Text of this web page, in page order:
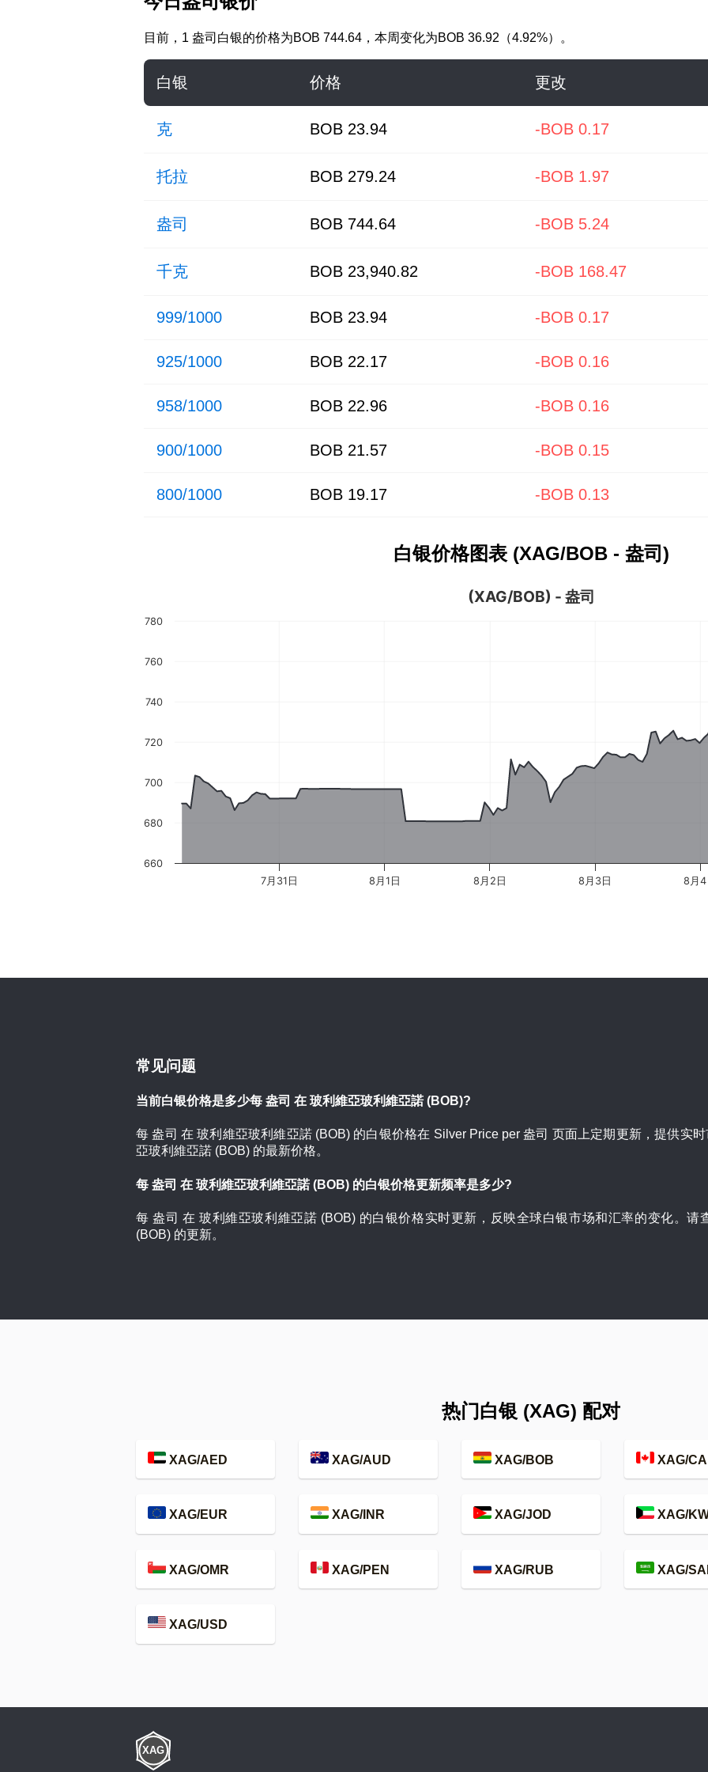
目前， 1 盎司白银的价格为BOB 744.64 ，本周变化为BOB 36.92（4.92%）。
白银 价格 更改
克 BOB 23.94 -BOB 0.17
托拉 BOB 279.24 -BOB 1.97
盎司 BOB 744.64 -BOB 5.24
千克 BOB 23,940.82 -BOB 168.47
999/1000 BOB 23.94 -BOB 0.17
925/1000 BOB 22.17 -BOB 0.16
958/1000 BOB 22.96 -BOB 0.16
900/1000 BOB 21.57 -BOB 0.15
800/1000 BOB 19.17 -BOB 0.13
白银价格图表 (XAG/BOB - 盎司)
(XAG/BOB) - 盎司
7月31日 8月1日 8月2日 8月3日 8月
660
680
700
720
740
760
780
常见问题
当前白银价格是多少每 盎司 在 玻利維亞玻利維亞諾 (BOB)?
每 盎司 在 玻利維亞玻利維亞諾 (BOB) 的白银价格在 Silver Price per 盎司 页面上定期更新，提供实
亞玻利維亞諾 (BOB) 的最新价格。
每 盎司 在 玻利維亞玻利維亞諾 (BOB) 的白银价格更新频率是多少?
每 盎司 在 玻利維亞玻利維亞諾 (BOB) 的白银价格实时更新，反映全球白银市场和汇率的变化。请
(BOB) 的更新。
热门白银 (XAG) 配对
XAG/AED XAG/AUD XAG/BOB XAG/
XAG/EUR XAG/INR XAG/JOD XAG/
XAG/OMR XAG/PEN XAG/RUB XAG/
XAG/USD